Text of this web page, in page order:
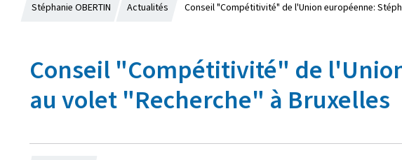
Stéphanie OBERTIN Actualités Conseil "Compétitivité" de l'Union européenne:
Conseil "Compétitivité" de
au volet "Recherche" à Bruxelles